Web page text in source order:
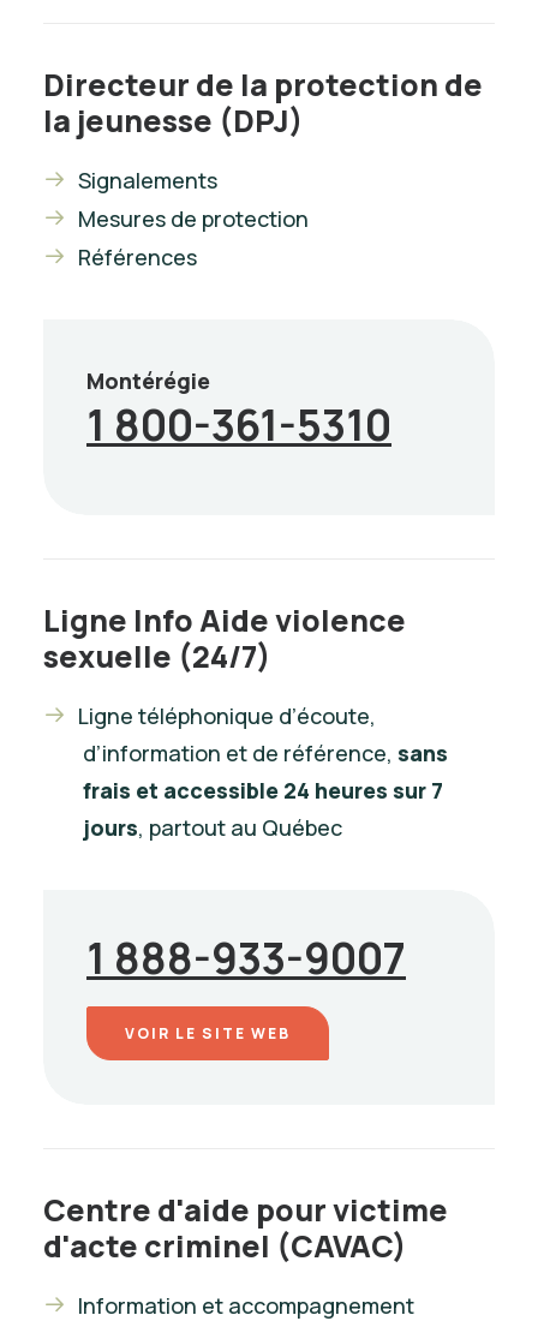
Directeur de la protection de
la jeunesse (DPJ)
Signalements
Mesures de protection
Références
Montérégie
1 800-361-5310
Ligne Info Aide violence
sexuelle (24/7)
Ligne téléphonique d’écoute,
d’information et de référence, sans
frais et accessible 24 heures sur 7
jours, partout au Québec
1 888-933-9007
VOIR LE SITE WEB
Centre d'aide pour victime
d'acte criminel (CAVAC)
Information et accompagnement